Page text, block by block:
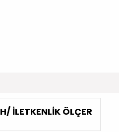
İLETKENLİK ÖLÇER